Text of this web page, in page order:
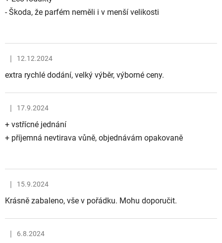
- Škoda, že parfém neměli i v menší velikosti
Hodnocení obchodu je 5 z 5 hvězdiček.
12.12.2024
extra rychlé dodání, velký výběr, výborné ceny.
Hodnocení obchodu je 5 z 5 hvězdiček.
17.9.2024
+ vstřícné jednání
+ příjemná nevtirava vůně, objednávám opakovaně
Hodnocení obchodu je 5 z 5 hvězdiček.
15.9.2024
Krásně zabaleno, vše v pořádku. Mohu doporučit.
Hodnocení obchodu je 5 z 5 hvězdiček.
6.8.2024